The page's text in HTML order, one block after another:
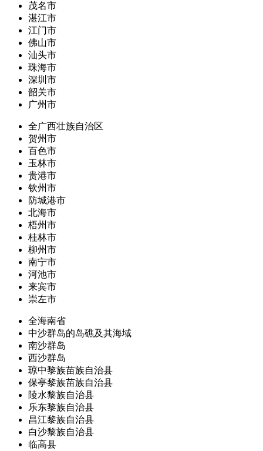
茂名市
湛江市
江门市
佛山市
汕头市
珠海市
深圳市
韶关市
广州市
全广西壮族自治区
贺州市
百色市
玉林市
贵港市
钦州市
防城港市
北海市
梧州市
桂林市
柳州市
南宁市
河池市
来宾市
崇左市
全海南省
中沙群岛的岛礁及其海域
南沙群岛
西沙群岛
琼中黎族苗族自治县
保亭黎族苗族自治县
陵水黎族自治县
乐东黎族自治县
昌江黎族自治县
白沙黎族自治县
临高县